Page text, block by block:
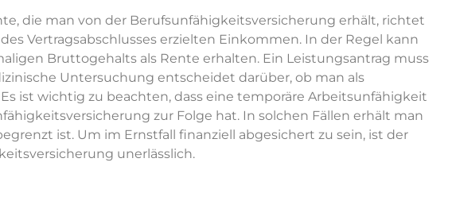
die man von der Berufsunfähigkeitsversicherung erhält, richtet
Vertragsabschlusses erzielten Einkommen. In der Regel kann
Bruttogehalts als Rente erhalten. Ein Leistungsantrag muss
Untersuchung entscheidet darüber, ob man als
ist wichtig zu beachten, dass eine temporäre Arbeitsunfähigkeit
zur Folge hat. In solchen Fällen erhält man
ist. Um im Ernstfall finanziell abgesichert zu sein, ist der
unerlässlich.